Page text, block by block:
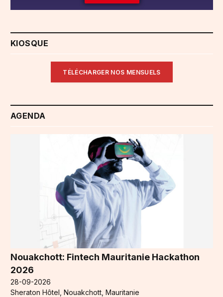
KIOSQUE
TÉLÉCHARGER NOS MENSUELS
AGENDA
Nouakchott: Fintech Mauritanie Hackathon
2026
28-09-2026
Sheraton Hôtel, Nouakchott, Mauritanie